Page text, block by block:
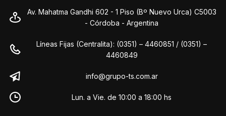
Av. Mahatma Gandhi 602 - 1 Piso (Bº Nuevo Urca) C5003
- Córdoba - Argentina
Líneas Fijas (Centralita): (0351) – 4460851 / (0351) –
4460849
info@grupo-ts.com.ar
Lun. a Vie. de 10:00 a 18:00 hs